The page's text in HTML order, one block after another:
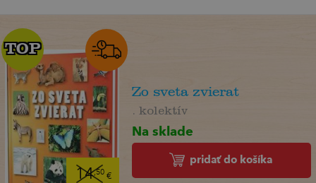
14,50€
TOP
TOP
Zo sveta zvierat
. kolektív
Na sklade
pridať do košíka